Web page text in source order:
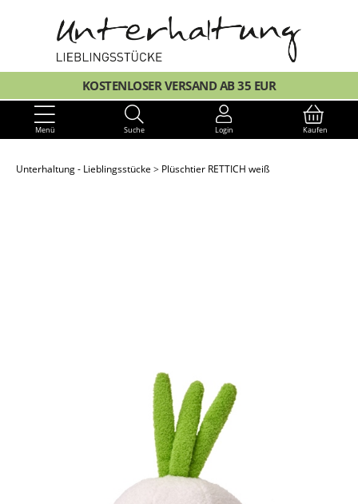
KOSTENLOSER VERSAND AB 35 EUR
Menü Suche Login Kaufen
Unterhaltung - Lieblingsstücke Plüschtier RETTICH weiß